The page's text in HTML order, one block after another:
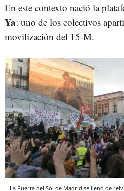
En este contexto nació la
Ya: uno de los colectivos
movilización del 15-M.
La Puerta del Sol de Madrid se llenó de